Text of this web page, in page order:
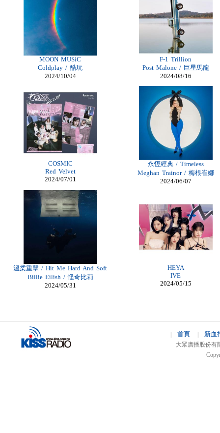
Billiga Moncler Jacka
Longchamp Pas Cher
Billiga Nike Air Max
moncler online shop
cheap mbt shoes
moncler jas heren
billig adidas yeezy
longchamp outlet uk
Cheap Longchamp Bags
Christian Louboutin Homme pas cher
Nike Billig
moncler Daunenmantel damen
Moncler Jacken Herren
Billig Moncler dam
Billig moncler
Louboutin Schuhe Outlet
Christian Louboutin Schuhe Kaufen
louboutin schuhe sale
Billig Christian Louboutin Schuhe
louboutin Schuhe Shop
Damen Moncler Jacken
Christian Louboutin Online Shop
Longchamp pliage pas cher
moncler outlet zürich
Günstige Nike Air Max
Billig Christian Louboutin
billige moncler jacken zürich
billiga air max herr
Louboutin Shoes Outlet
moncler Online Kaufen
MOON MUSiC
Coldplay / 酷玩
2024/10/04
F-1 Trillion
Post Malone / 巨星馬龍
2024/08/16
COSMIC
Red Velvet
2024/07/01
永恆經典 / Timeless
Meghan Trainor / 梅根崔娜
2024/06/07
溫柔重擊 / Hit Me Hard And Soft
Billie Eilish / 怪奇比莉
2024/05/31
HEYA
IVE
2024/05/15
首頁 新血
大眾廣播股份有